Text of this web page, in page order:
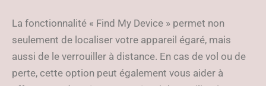
La fonctionnalité « Find My Device » permet non
seulement de localiser votre appareil égaré, mais
aussi de le verrouiller à distance. En cas de vol ou de
perte, cette option peut également vous aider à